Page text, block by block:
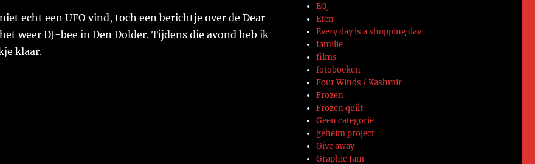
echt een UFO vind, toch een berichtje over de Dear
weer DJ-bee in Den Dolder. Tijdens die avond heb ik
klaar.
EQ
Eten
Every day is a shopping day
familie
films
fotoboeken
Four Winds / Kashmir
Frozen
Frozen quilt
Geen categorie
geheim project
Give away
Graphic Jam